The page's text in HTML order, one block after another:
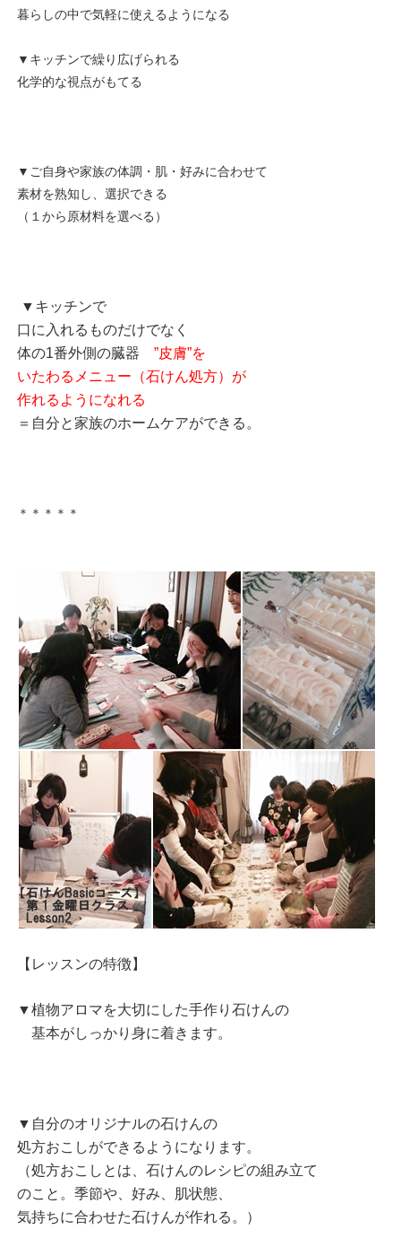
暮らしの中で気軽に使えるようになる
▼キッチンで繰り広げられる
化学的な視点がもてる
▼ご自身や家族の体調・肌・好みに合わせて
素材を熟知し、選択できる
（１から原材料を選べる）
▼キッチンで
口に入れるものだけでなく
体の1番外側の臓器”皮膚”を
いたわるメニュー（石けん処方）が
作れるようになれる
＝自分と家族のホームケアができる。
＊＊＊＊＊
【レッスンの特徴】
▼植物アロマを大切にした手作り石けんの
基本がしっかり身に着きます。
▼自分のオリジナルの石けんの
処方おこしができるようになります。
（処方おこしとは、石けんのレシピの組み立て
のこと。季節や、好み、肌状態、
気持ちに合わせた石けんが作れる。）